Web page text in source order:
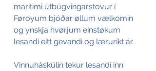
maritimi útbúgvingarstovur í
Føroyum bjóðar øllum vælkomin
og ynskja hvørjum einstøkum
lesandi eitt gevandi og læruríkt ár.
Vinnuháskúlin tekur lesandi inn